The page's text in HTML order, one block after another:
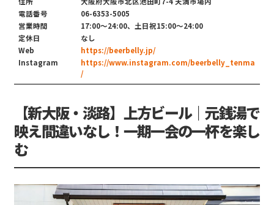
電話番号
06-6353-5005
営業時間
17:00～24:00、土日祝15:00～24:00
定休日
なし
Web
https://beerbelly.jp/
Instagram
https://www.instagram.com/beerbelly_tenma
/
【新大阪・淡路】上方ビール｜元銭湯で
映え間違いなし！一期一会の一杯を楽し
む